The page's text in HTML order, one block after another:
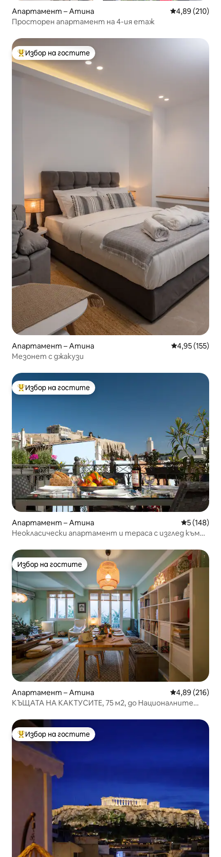
Апартамент – Атина Средна
4,89 (210)
Просторен апартамент на 4-ия етаж
Най-популярен избор на гостите
Избор на гостите
Апартамент – Атина Средна
4,95 (155)
Мезонет с джакузи
Най-популярен избор на гостите
Избор на гостите
Апартамент – Атина Средна
5 (148)
Неокласически апартамент и тераса с изглед към
Избор на гостите
Избор на гостите
Апартамент – Атина Средна
4,89 (216)
КЪЩАТА НА КАКТУСИТЕ, 75 м2, до Националните
Най-популярен избор на гостите
Избор на гостите